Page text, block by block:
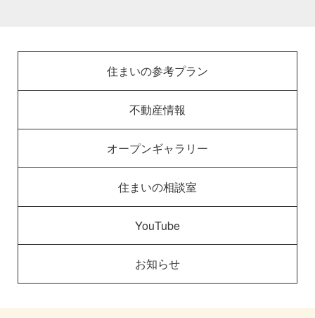
住まいの参考プラン
不動産情報
オープンギャラリー
住まいの相談室
YouTube
お知らせ